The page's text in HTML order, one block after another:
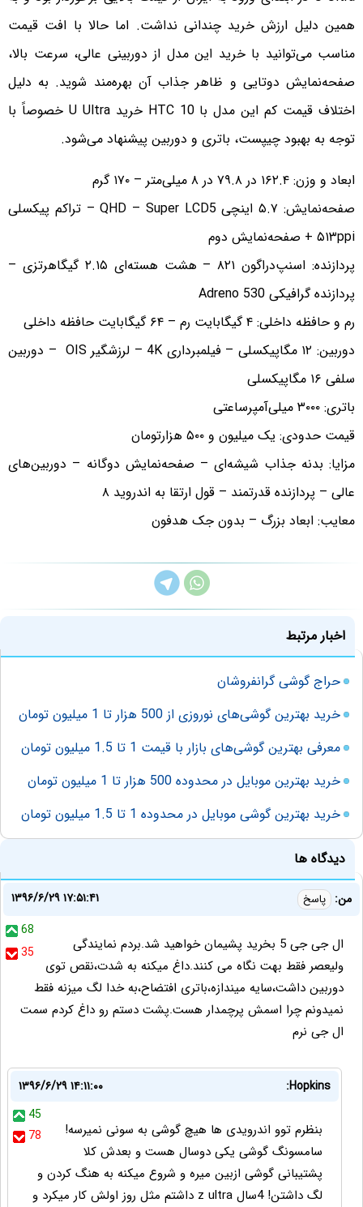
همین دلیل ارزش خرید چندانی نداشت. اما حالا با افت قیمت
مناسب می‌توانید با خرید این مدل از دوربینی عالی، سرعت بالا،
صفحه‌نمایش دوتایی و ظاهر جذاب آن بهره‌مند شوید. به دلیل
اختلاف قیمت کم این مدل با HTC 10 خرید U Ultra خصوصاً با
توجه به بهبود چیپست، باتری و دوربین پیشنهاد می‌شود.
ابعاد و وزن: ۱۶۲.۴ در ۷۹.۸ در ۸ میلی‌متر – ۱۷۰ گرم
صفحه‌نمایش: ۵.۷ اینچی QHD – Super LCD5 – تراکم پیکسلی
۵۱۳ppi + صفحه‌نمایش دوم
پردازنده: اسنپ‌دراگون ۸۲۱ – هشت هسته‌ای ۲.۱۵ گیگاهرتزی –
پردازنده گرافیکی Adreno 530
رم و حافظه داخلی: ۴ گیگابایت رم – ۶۴ گیگابایت حافظه داخلی
دوربین: ۱۲ مگاپیکسلی – فیلمبرداری 4K – لرزشگیر OIS – دوربین
سلفی ۱۶ مگاپیکسلی
باتری: ۳۰۰۰ میلی‌آمپرساعتی
قیمت حدودی: یک میلیون و ۵۰۰ هزارتومان
مزایا: بدنه جذاب شیشه‌ای – صفحه‌نمایش دوگانه – دوربین‌های
عالی – پردازنده قدرتمند – قول ارتقا به اندروید ۸
معایب: ابعاد بزرگ – بدون جک هدفون
اخبار مرتبط
حراج گوشی گرانفروشان
خرید بهترین گوشی‌های نوروزی از 500 هزار تا 1 میلیون تومان
معرفی بهترین گوشی‌های بازار با قیمت 1 تا 1.5 میلیون تومان
خرید بهترین موبایل در محدوده 500 هزار تا 1 میلیون تومان
خرید بهترین گوشی موبایل در محدوده 1 تا 1.5 میلیون تومان
دیدگاه ها
من: پاسخ
۱۳۹۶/۶/۲۹ ۱۷:۵۱:۴۱
68
35
ال جی جی 5 بخرید پشیمان خواهید شد.بردم نمایندگی
ولیعصر فقط بهت نگاه می کنند.داغ میکنه به شدت،نقص توی
دوربین داشت،سایه میندازه،باتری افتضاح،به خدا لگ میزنه فقط
نمیدونم چرا اسمش پرچمدار هست.پشت دستم رو داغ کردم سمت
ال جی نرم
Hopkins:
۱۳۹۶/۶/۲۹ ۱۴:۱۱:۰۰
45
78
بنظرم توو اندرویدی ها هیچ گوشی به سونی نمیرسه!
سامسونگ گوشی یکی دوسال هست و بعدش کلا
پشتیبانی گوشی ازبین میره و شروع میکنه به هنگ کردن و
لگ داشتن! 4سال z ultra داشتم مثل روز اولش کار میکرد و